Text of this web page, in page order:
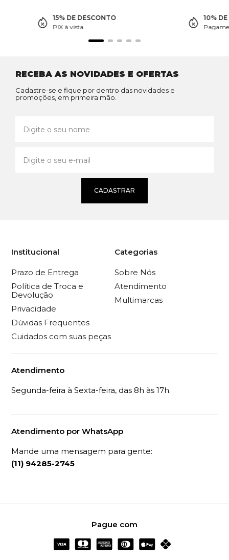
15% DE DESCONTO
PIX à vista
10%
RECEBA AS NOVIDADES E OFERTAS
Cadastre-se e fique por dentro das novidades e
promoções, em primeira mão.
CADASTRAR
Institucional
Prazo de Entrega
Política de Troca e
Devolução
Privacidade
Dúvidas Frequentes
Cuidados com suas peças
Categorias
Sobre Nós
Atendimento
Multimarcas
Atendimento
Segunda-feira à Sexta-feira, das 8h às 17h.
Atendimento por WhatsApp
Mande uma mensagem para gente:
(11) 94285-2745
Pague com